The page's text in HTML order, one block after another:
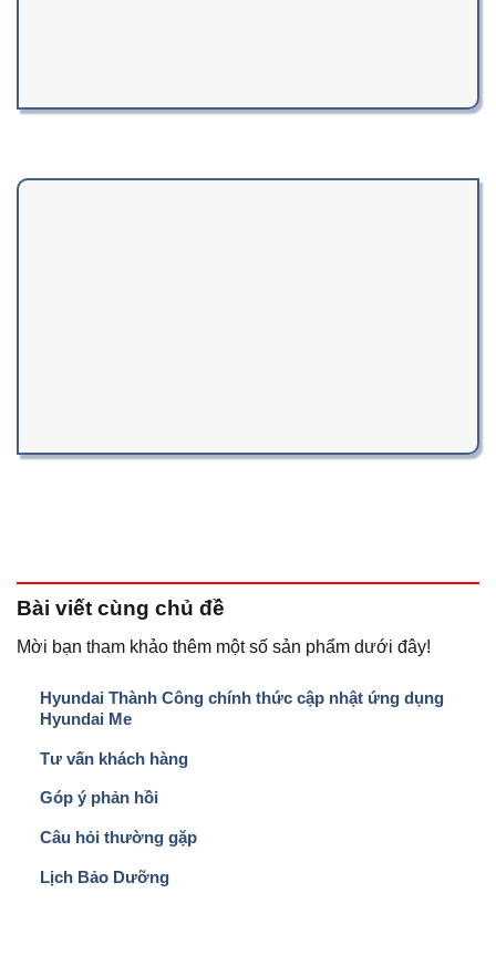
Bài viết cùng chủ đề
Mời bạn tham khảo thêm một số sản phẩm dưới đây!
Hyundai Thành Công chính thức cập nhật ứng dụng
Hyundai Me
Tư vấn khách hàng
Góp ý phản hồi
Câu hỏi thường gặp
Lịch Bảo Dưỡng